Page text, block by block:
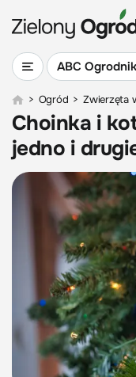
ABC
> Ogród > Zwierzęta
Choinka i
jedno i